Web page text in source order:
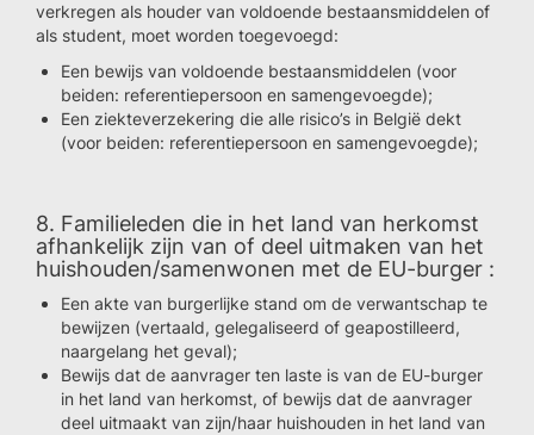
verkregen als houder van voldoende bestaansmiddelen of
als student, moet worden toegevoegd:
Een bewijs van voldoende bestaansmiddelen (voor
beiden: referentiepersoon en samengevoegde);
Een ziekteverzekering die alle risico’s in België dekt
(voor beiden: referentiepersoon en samengevoegde);
8. Familieleden die in het land van herkomst
afhankelijk zijn van of deel uitmaken van het
huishouden/samenwonen met de EU-burger :
Een akte van burgerlijke stand om de verwantschap te
bewijzen (vertaald, gelegaliseerd of geapostilleerd,
naargelang het geval);
Bewijs dat de aanvrager ten laste is van de EU-burger
in het land van herkomst, of bewijs dat de aanvrager
deel uitmaakt van zijn/haar huishouden in het land van